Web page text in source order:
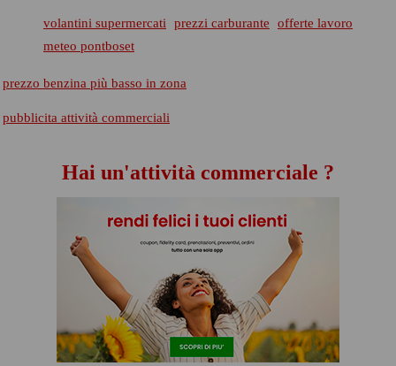
volantini supermercati prezzi carburante
offerte lavoro
meteo pontboset
prezzo benzina più basso in zona
pubblicita attività commerciali
Hai un'attività commerciale ?